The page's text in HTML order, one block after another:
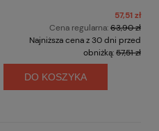
57,51 zł
Cena regularna:63,90 zł
Najniższa cena z 30 dni przed
obniżką:57,51 zł
DO KOSZYKA